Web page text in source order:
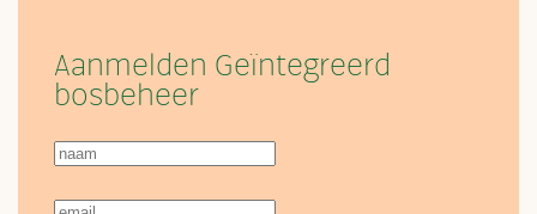
Aanmelden Geïntegreerd
bosbeheer